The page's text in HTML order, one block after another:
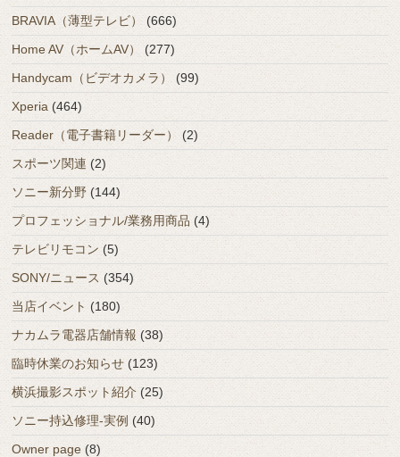
BRAVIA（薄型テレビ）
(666)
Home AV（ホームAV）
(277)
Handycam（ビデオカメラ）
(99)
Xperia (464)
Reader（電子書籍リーダー）
(2)
スポーツ関連 (2)
ソニー新分野 (144)
プロフェッショナル/業務用商品 (4)
テレビリモコン (5)
SONY/ニュース (354)
当店イベント (180)
ナカムラ電器店舗情報 (38)
臨時休業のお知らせ (123)
横浜撮影スポット紹介 (25)
ソニー持込修理-実例 (40)
Owner page (8)